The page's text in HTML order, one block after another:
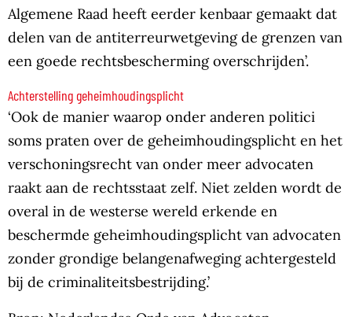
Algemene Raad heeft eerder kenbaar gemaakt dat
delen van de antiterreurwetgeving de grenzen van
een goede rechtsbescherming overschrijden’.
Achterstelling geheimhoudingsplicht
‘Ook de manier waarop onder anderen politici
soms praten over de geheimhoudingsplicht en het
verschoningsrecht van onder meer advocaten
raakt aan de rechtsstaat zelf. Niet zelden wordt de
overal in de westerse wereld erkende en
beschermde geheimhoudingsplicht van advocaten
zonder grondige belangenafweging achtergesteld
bij de criminaliteitsbestrijding.’